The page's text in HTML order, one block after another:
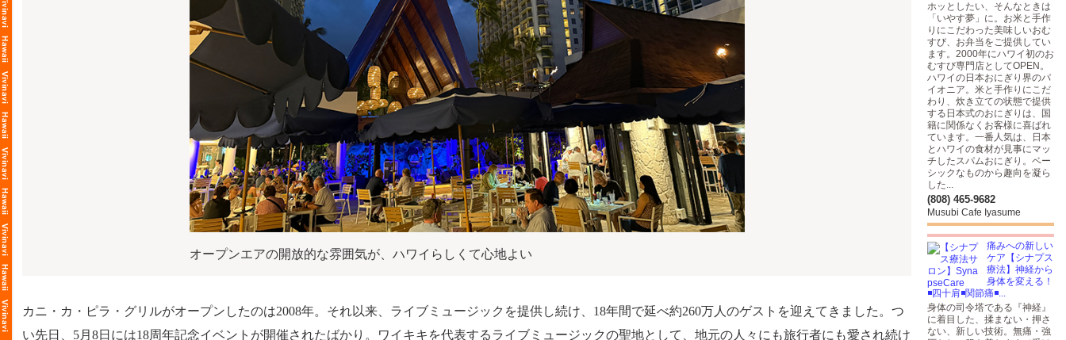
オープンエアの開放的な雰囲気が、ハワイらしくて心地よい
カニ・カ・ピラ・グリルがオープンしたのは2008年。それ以来、ライブミュージックを提供し続け、18年間で延べ約260万人のゲストを迎えてきました。つ
い先日、5月8日には18周年記念イベントが開催されたばかり。ワイキキを代表するライブミュージックの聖地として、地元の人々にも旅行者にも愛され続け
ホッとしたい、そんなときは
「いやす夢」に。お米と手作
りにこだわった美味しいおむ
すび、お弁当をご提供してい
ます。2000年にハワイ初のお
むすび専門店としてOPEN。
ハワイの日本おにぎり界のパ
イオニア。米と手作りにこだ
わり、炊き立ての状態で提供
する日本式のおにぎりは、国
籍に関係なくお客様に喜ばれ
ています。一番人気は、日本
とハワイの食材が見事にマッ
チしたスパムおにぎり。ベー
シックなものから趣向を凝ら
した...
(808) 465-9682
Musubi Cafe Iyasume
痛みへの新しい
ケア【シナプス
療法】神経から
身体を変える！
◾️四十肩◾️関節痛◾️...
身体の司令塔である『神経』
に着目した、揉まない・押さ
ない、新しい技術。無痛・強